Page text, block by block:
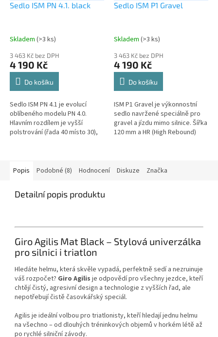
Sedlo ISM PN 4.1. black
Skladem (>3 ks)
3 463 Kč bez DPH
4 190 Kč
Do košíku
Sedlo ISM PN 4.1 je evolucí
oblíbeného modelu PN 4.0.
Hlavním rozdílem je vyšší
polstrování (řada 40 místo 30),
Sedlo ISM P1 Gravel
Skladem (>3 ks)
3 463 Kč bez DPH
4 190 Kč
Do košíku
ISM P1 Gravel je výkonnostní
sedlo navržené speciálně pro
gravel a jízdu mimo silnice. Šířka
120 mm a HR (High Rebound)
Popis Podobné (8) Hodnocení Diskuze Značka
Detailní popis produktu
Giro Agilis Mat Black – Stylová univerzálka
pro silnici i triatlon
Hledáte helmu, která skvěle vypadá, perfektně sedí a nezruinuje
váš rozpočet? Giro Agilis je odpovědí pro všechny jezdce, kteří
chtějí čistý, agresivní design a technologie z vyšších řad, ale
nepotřebují čistě časovkářský speciál.
Agilis je ideální volbou pro triatlonisty, kteří hledají jednu helmu
na všechno – od dlouhých tréninkových objemů v horkém létě až
po rychlé silniční závody.